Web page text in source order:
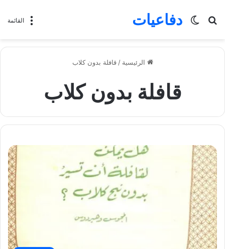
القائمة دفاعيات
بحث
الوضع
الرئيسية / قافلة بدون كلاب
قافلة بدون كلاب